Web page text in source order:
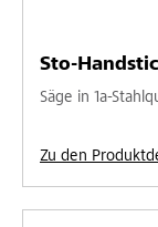
Sto-
Säge in 1a-
Zu den